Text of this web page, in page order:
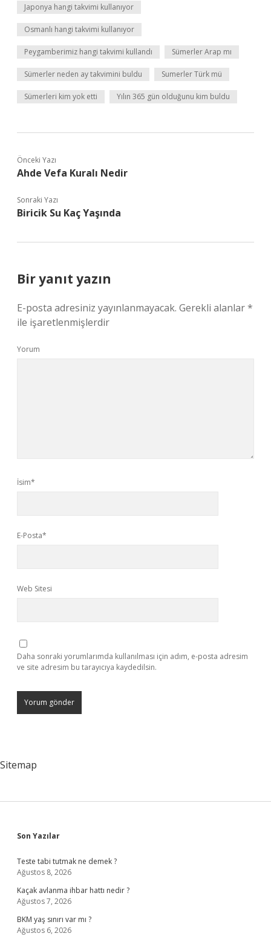
Japonya hangi takvimi kullanıyor
Osmanlı hangi takvimi kullanıyor
Peygamberimiz hangi takvimi kullandı Sümerler Arap mı
Sümerler neden ay takvimini buldu Sumerler Türk mü
Sümerleri kim yok etti Yılın 365 gün olduğunu kim buldu
Önceki Yazı
Ahde Vefa Kuralı Nedir
Sonraki Yazı
Biricik Su Kaç Yaşında
Bir yanıt yazın
E-posta adresiniz yayınlanmayacak. Gerekli alanlar*
ile işaretlenmişlerdir
Yorum
İsim*
E-Posta*
Web Sitesi
Daha sonraki yorumlarımda kullanılması için adım, e-posta adresim
ve site adresim bu tarayıcıya kaydedilsin.
Sitemap
Sidebar
Son Yazılar
Teste tabi tutmak ne demek ?
Ağustos 8, 2026
Kaçak avlanma ihbar hattı nedir ?
Ağustos 7, 2026
BKM yaş sınırı var mı ?
Ağustos 6, 2026